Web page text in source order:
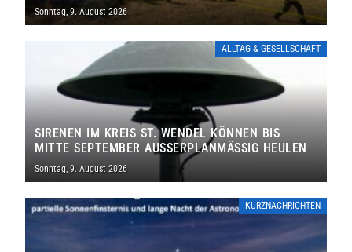
Sonntag, 9. August 2026
ALLTAG & GESELLSCHAFT
SIRENEN IM KREIS ST. WENDEL KÖNNEN BIS
MITTE SEPTEMBER AUSSERPLANMÄSSIG HEULEN
Sonntag, 9. August 2026
KURZNACHRICHTEN